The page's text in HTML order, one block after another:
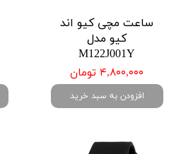
ساعت مچی کیو اند
کیو مدل
M122J001Y
۴,۸۰۰,۰۰۰ تومان
افزودن به سبد خرید